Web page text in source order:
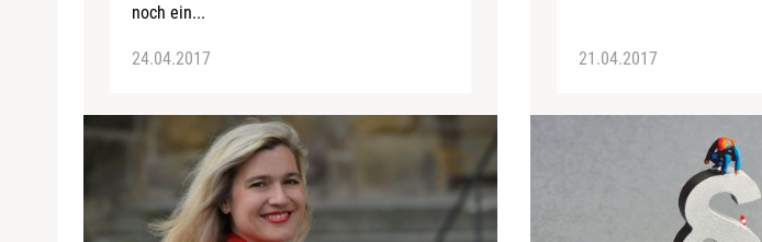
noch ein...
24.04.2017 21.04.2017